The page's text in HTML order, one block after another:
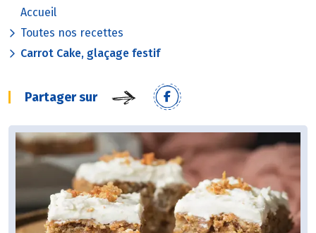
Accueil
Toutes nos recettes
Carrot Cake, glaçage festif
Partager sur